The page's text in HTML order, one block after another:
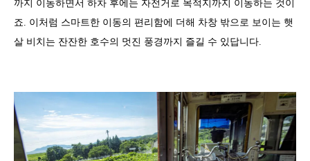
까지 이동하면서 하차 후에는 자전거로 목적지까지 이동하는 것이
죠. 이처럼 스마트한 이동의 편리함에 더해 차창 밖으로 보이는 햇
살 비치는 잔잔한 호수의 멋진 풍경까지 즐길 수 있답니다.